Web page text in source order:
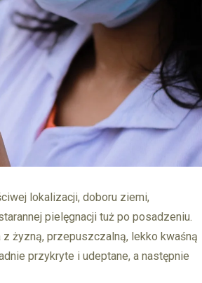
lokalizacji, doboru ziemi,
pielęgnacji tuż po posadzeniu.
żyzną, przepuszczalną, lekko kwaśną
przykryte i udeptane, a następnie